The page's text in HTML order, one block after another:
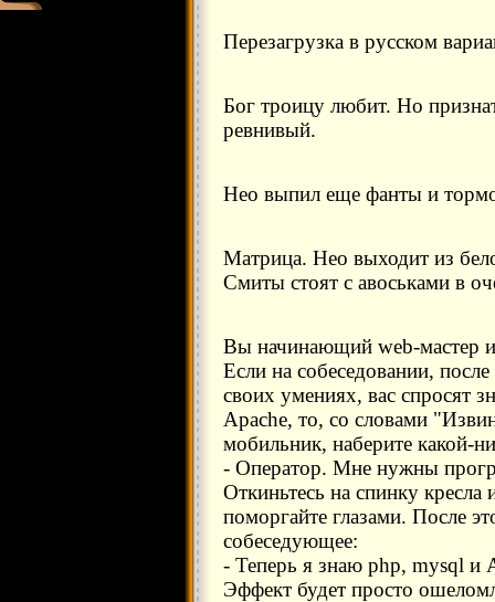
Перезагрузка в русском
Бог троицу любит. Но
ревнивый.
Нео выпил еще фанты и
Матрица. Нео выходит из
Смиты стоят с авоськами в
Вы начинающий web-мастер и
Если на собеседовании,
своих умениях, вас спросят
Apache, то, со словами
мобильник, наберите какой-
- Оператор. Мне нужны
Откиньтесь на спинку кресла
поморгайте глазами. После
собеседующее:
- Теперь я знаю php, mysql и
Эффект будет просто